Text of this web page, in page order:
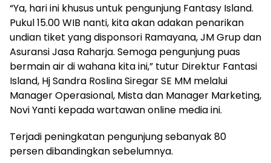
“Ya, hari ini khusus untuk pengunjung Fantasy Island.
Pukul 15.00 WIB nanti, kita akan adakan penarikan
undian tiket yang disponsori Ramayana, JM Grup dan
Asuransi Jasa Raharja. Semoga pengunjung puas
bermain air di wahana kita ini,” tutur Direktur Fantasi
Island, Hj Sandra Roslina Siregar SE MM melalui
Manager Operasional, Mista dan Manager Marketing,
Novi Yanti kepada wartawan online media ini.
Terjadi peningkatan pengunjung sebanyak 80
persen dibandingkan sebelumnya.